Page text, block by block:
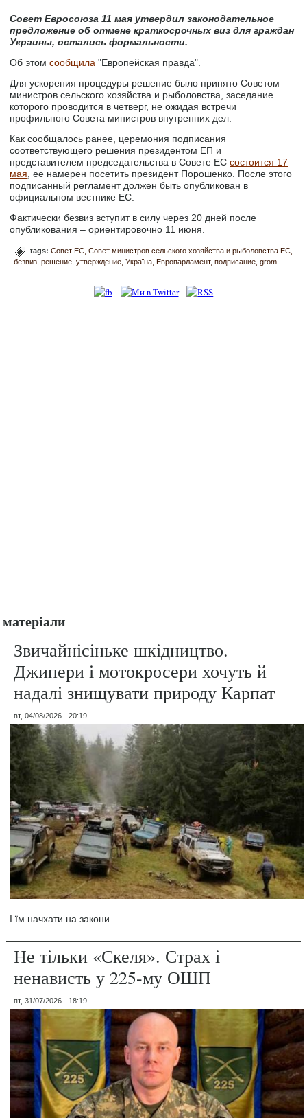
Совет Евросоюза 11 мая утвердил законодательное
предложение об отмене краткосрочных виз для граждан
Украины, остались формальности.
Об этомсообщила "Европейская правда".
Для ускорения процедуры решение было принято Советом
министров сельского хозяйства и рыболовства, заседание
которого проводится в четверг, не ожидая встречи
профильного Совета министров внутренних дел.
Как сообщалось ранее, церемония подписания
соответствующего решения президентом ЕП и
представителем председательства в Совете ЕСсостоится 17
мая, ее намерен посетить президент Порошенко. После этого
подписанный регламент должен быть опубликован в
официальном вестнике ЕС.
Фактически безвиз вступит в силу через 20 дней после
опубликования – ориентировочно 11 июня.
tags:Совет ЕС Совет министров сельского хозяйства и рыболовства ЕС
безвиз решение утверждение Україна Европарламент подписание grom
матеріали
Звичайнісіньке шкідництво.
Джипери і мотокросери хочуть й
надалі знищувати природу Карпат
вт, 04/08/2026 - 20:19
І їм начхати на закони.
Не тільки «Скеля». Страх і
ненависть у 225-му ОШП
пт, 31/07/2026 - 18:19